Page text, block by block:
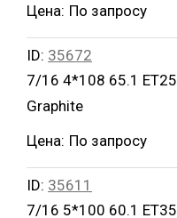
Цена: По запросу
ID: 35672
7/16 4*108 65.1 ET25
Graphite
Цена: По запросу
ID: 35611
7/16 5*100 60.1 ET35